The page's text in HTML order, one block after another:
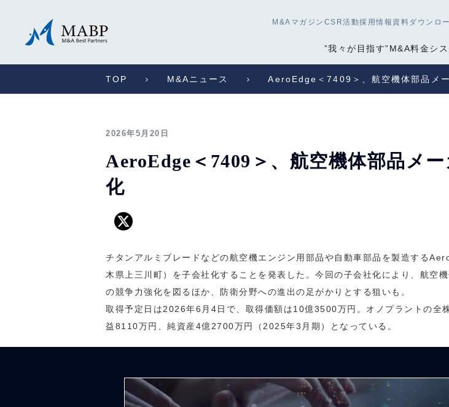
M&Aマガジン CSR活動採用情報 資料ダウンロ
”我々が目指す”M&A料金シス
TOP M&Aニュース AeroEdge＜7409＞、航空機体部品メ
2026年5月20日
AeroEdge＜7409＞、航空機体部品メ
化
チタンアルミブレードなどの航空機エンジン用部品や自動車部品を製造する
木県上三川町）を子会社化することを発表した。今回の子会社化により、航空
の競争力強化を図るほか、防衛分野への進出の足がかりとする狙いも。
取得予定日は2026年6月4日で、取得価額は10億3500万円。オノプラントの全
益8110万円、純資産4億2700万円（2025年3月期）となっている。